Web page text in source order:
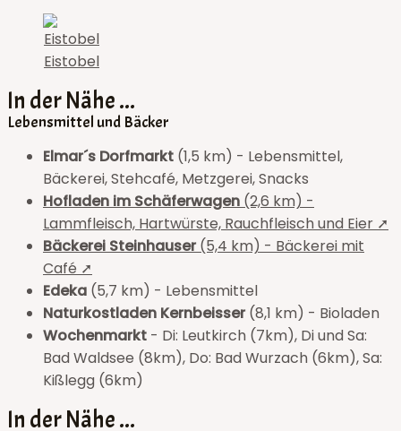
Eistobel
In der Nähe ...
Lebensmittel und Bäcker
Elmar´s Dorfmarkt (1,5 km) - Lebensmittel,
Bäckerei, Stehcafé, Metzgerei, Snacks
Hofladen im Schäferwagen (2,6 km) -
Lammfleisch, Hartwürste, Rauchfleisch und Eier ➚
Bäckerei Steinhauser(5,4 km) - Bäckerei mit
Café ➚
Edeka (5,7 km) - Lebensmittel
Naturkostladen Kernbeisser(8,1 km) - Bioladen
Wochenmarkt - Di: Leutkirch (7km), Di und Sa:
Bad Waldsee (8km), Do: Bad Wurzach (6km), Sa:
Kißlegg (6km)
In der Nähe ...